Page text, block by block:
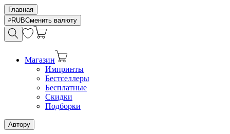
Главная
RUBСменить валюту
Магазин
Импринты
Бестселлеры
Бесплатные
Скидки
Подборки
Автору